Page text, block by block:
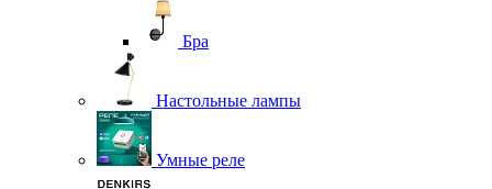
Бра
Настольные лампы
Умные реле